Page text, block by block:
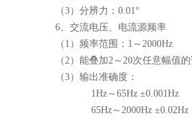
（3）分辨力：0.01°
6、交流电压、电流源频率
（1）频率范围：1～2000Hz
（2）能叠加2～20次任意幅值
（3）输出准确度：
1Hz～65Hz ±0.001Hz
65Hz～2000Hz ±0.02Hz